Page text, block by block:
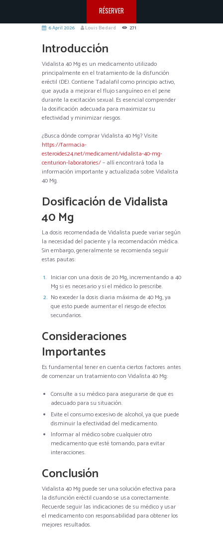
RÉSERVER
6 April 2026 Louis Bedard 271
Introducción
Vidalista 40 Mg es un medicamento utilizado
principalmente en el tratamiento de la disfunción
eréctil (DE). Contiene Tadalafil como principio activo,
que ayuda a mejorar el flujo sanguíneo en el pene
durante la excitación sexual. Es esencial comprender
la dosificación adecuada para maximizar su
efectividad y minimizar riesgos.
¿Busca dónde comprar Vidalista 40 Mg? Visite
https://farmacia-
esteroides24.net/medicament/vidalista-40-mg-
centurion-laboratories/– allí encontrará toda la
información importante y actualizada sobre Vidalista
40 Mg.
Dosificación de Vidalista
40 Mg
La dosis recomendada de Vidalista puede variar según
la necesidad del paciente y la recomendación médica.
Sin embargo, generalmente se recomienda seguir
estas pautas:
Iniciar con una dosis de 20 Mg, incrementando a 40
Mg si es necesario y si el médico lo prescribe.
No exceder la dosis diaria máxima de 40 Mg, ya
que esto puede aumentar el riesgo de efectos
secundarios.
Consideraciones
Importantes
Es fundamental tener en cuenta ciertos factores antes
de comenzar un tratamiento con Vidalista 40 Mg:
Consulte a su médico para asegurarse de que es
adecuado para su situación.
Evite el consumo excesivo de alcohol, ya que puede
disminuir la efectividad del medicamento.
Informar al médico sobre cualquier otro
medicamento que esté tomando, para evitar
interacciones.
Conclusión
Vidalista 40 Mg puede ser una solución efectiva para
la disfunción eréctil cuando se usa correctamente.
Recuerde seguir las indicaciones de su médico y usar
el medicamento con responsabilidad para obtener los
mejores resultados.